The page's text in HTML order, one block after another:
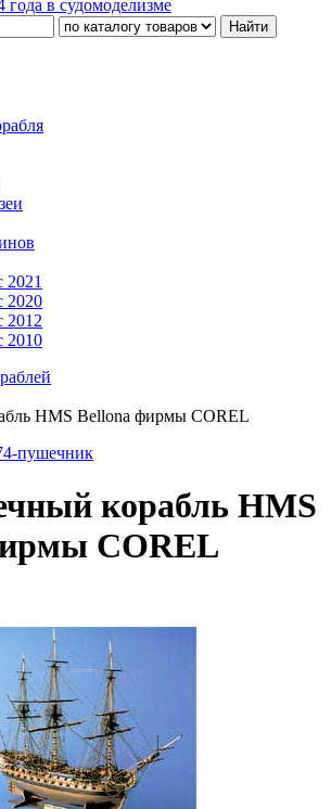
года в судомоделизме
Найти
2021
2020
2012
2010
HMS Bellona фирмы COREL
пушечник
корабль HMS
COREL